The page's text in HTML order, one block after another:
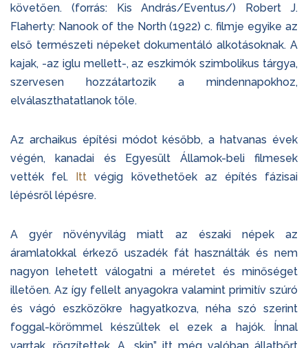
követően. (forrás: Kis András/Eventus/) Robert J.
Flaherty: Nanook of the North (1922) c. filmje egyike az
első természeti népeket dokumentáló alkotásoknak. A
kajak, -az iglu mellett-, az eszkimók szimbolikus tárgya,
szervesen hozzátartozik a mindennapokhoz,
elválaszthatatlanok tőle.
Az archaikus építési módot később, a hatvanas évek
végén, kanadai és Egyesült Államok-beli filmesek
vették fel. Ittvégig követhetőek az építés fázisai
lépésről lépésre.
A gyér növényvilág miatt az északi népek az
áramlatokkal érkező uszadék fát használták és nem
nagyon lehetett válogatni a méretet és minőséget
illetően. Az így fellelt anyagokra valamint primitív szúró
és vágó eszközökre hagyatkozva, néha szó szerint
foggal-körömmel készültek el ezek a hajók. Ínnal